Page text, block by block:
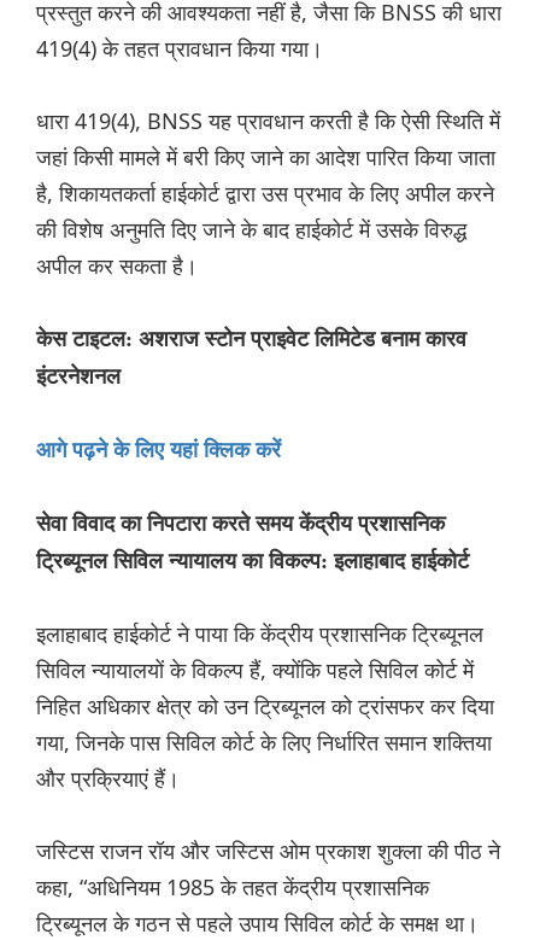
प्रस्तुत करने की आवश्यकता नहीं है, जैसा कि BNSS की धारा
419(4) के तहत प्रावधान किया गया।
धारा 419(4), BNSS यह प्रावधान करती है कि ऐसी स्थिति में
जहां किसी मामले में बरी किए जाने का आदेश पारित किया जाता
है, शिकायतकर्ता हाईकोर्ट द्वारा उस प्रभाव के लिए अपील करने
की विशेष अनुमति दिए जाने के बाद हाईकोर्ट में उसके विरुद्ध
अपील कर सकता है।
केस टाइटल: अशराज स्टोन प्राइवेट लिमिटेड बनाम कारव
इंटरनेशनल
आगे पढ़ने के लिए यहां क्लिक करें
सेवा विवाद का निपटारा करते समय केंद्रीय प्रशासनिक
ट्रिब्यूनल सिविल न्यायालय का विकल्प: इलाहाबाद हाईकोर्ट
इलाहाबाद हाईकोर्ट ने पाया कि केंद्रीय प्रशासनिक ट्रिब्यूनल
सिविल न्यायालयों के विकल्प हैं, क्योंकि पहले सिविल कोर्ट में
निहित अधिकार क्षेत्र को उन ट्रिब्यूनल को ट्रांसफर कर दिया
गया, जिनके पास सिविल कोर्ट के लिए निर्धारित समान शक्तिया
और प्रक्रियाएं हैं।
जस्टिस राजन रॉय और जस्टिस ओम प्रकाश शुक्ला की पीठ ने
कहा, “अधिनियम 1985 के तहत केंद्रीय प्रशासनिक
ट्रिब्यूनल के गठन से पहले उपाय सिविल कोर्ट के समक्ष था।